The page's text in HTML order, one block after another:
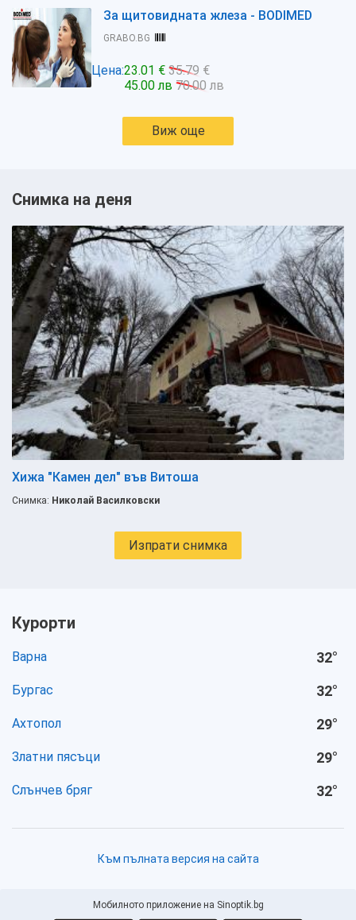
За щитовидната жлеза - BODIMED
GRABO.BG
Цена:23.01 € 35.79 €
45.00 лв 70.00 лв
Виж още
Снимка на деня
Хижа "Камен дел" във Витоша
Снимка: Николай Василковски
Изпрати снимка
Курорти
Варна 32°
Бургас 32°
Ахтопол 29°
Златни пясъци 29°
Слънчев бряг 32°
Към пълната версия на сайта
Мобилното приложение на Sinoptik.bg